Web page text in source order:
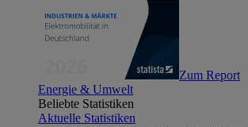
Zum Report
Energie & Umwelt
Beliebte Statistiken
Aktuelle Statistiken